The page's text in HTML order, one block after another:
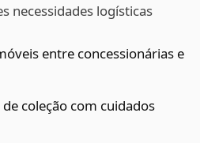
necessidades logísticas
entre concessionárias e
coleção com cuidados